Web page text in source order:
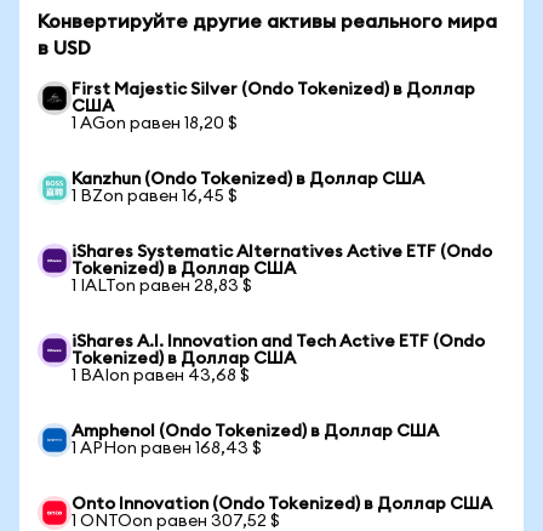
Конвертируйте другие активы реального мира
в USD
First Majestic Silver (Ondo Tokenized) в Доллар
США
1 AGon равен 18,20 $
Kanzhun (Ondo Tokenized) в Доллар США
1 BZon равен 16,45 $
iShares Systematic Alternatives Active ETF (Ondo
Tokenized) в Доллар США
1 IALTon равен 28,83 $
iShares A.I. Innovation and Tech Active ETF (Ondo
Tokenized) в Доллар США
1 BAIon равен 43,68 $
Amphenol (Ondo Tokenized) в Доллар США
1 APHon равен 168,43 $
Onto Innovation (Ondo Tokenized) в Доллар США
1 ONTOon равен 307,52 $